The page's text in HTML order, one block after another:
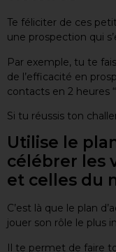
Te féliciter de ces
une prospection qui
Par exemple, tu te
de l’efficacité en
contacts en 2 heures
Si tu réussis ton
Utilise le
célébrer les
et celles du
C’est là que le plan
jouer son rôle le plus
Il te permet de faire